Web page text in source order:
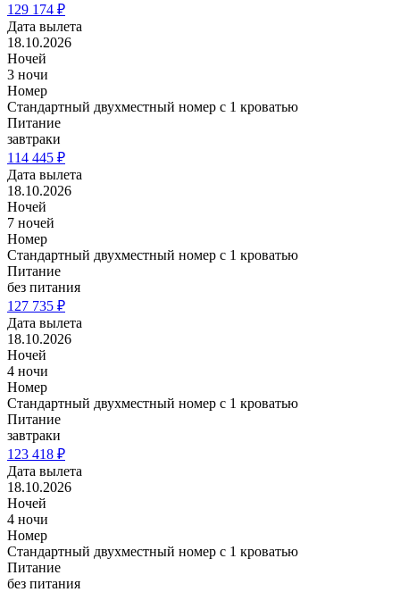
129 174 ₽
Дата вылета
18.10.2026
Ночей
3 ночи
Номер
Стандартный двухместный номер с 1 кроватью
Питание
завтраки
114 445 ₽
Дата вылета
18.10.2026
Ночей
7 ночей
Номер
Стандартный двухместный номер с 1 кроватью
Питание
без питания
127 735 ₽
Дата вылета
18.10.2026
Ночей
4 ночи
Номер
Стандартный двухместный номер с 1 кроватью
Питание
завтраки
123 418 ₽
Дата вылета
18.10.2026
Ночей
4 ночи
Номер
Стандартный двухместный номер с 1 кроватью
Питание
без питания